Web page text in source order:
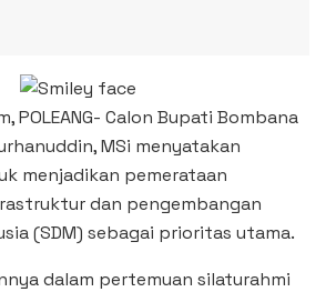
POLEANG- Calon Bupati Bombana
MSi menyatakan
menjadikan pemerataan
dan pengembangan
(SDM) sebagai prioritas utama.
dalam pertemuan silaturahmi